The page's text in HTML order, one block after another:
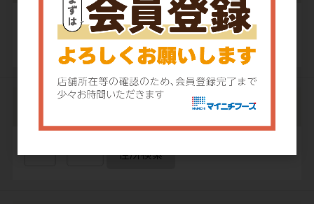
例) http://www.example.com/
- 住所検索